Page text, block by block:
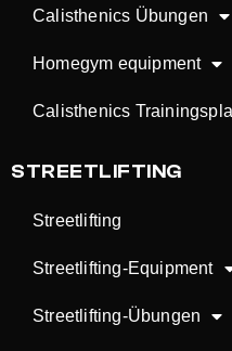
Calisthenics Übungen
Homegym equipment
Calisthenics
STREETLIFTING
Streetlifting
Streetlifting-Equipment
Streetlifting-Übungen